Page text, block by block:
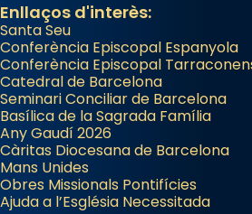
Enllaços d'interès:
Santa Seu
Conferència Episcopal Espanyola
Conferència Episcopal
Catedral de Barcelona
Seminari Conciliar de Barcelona
Basílica de la Sagrada Família
Any Gaudí 2026
Càritas Diocesana de Barcelona
Mans Unides
Obres Missionals Pontifícies
Ajuda a l’Església Necessitada